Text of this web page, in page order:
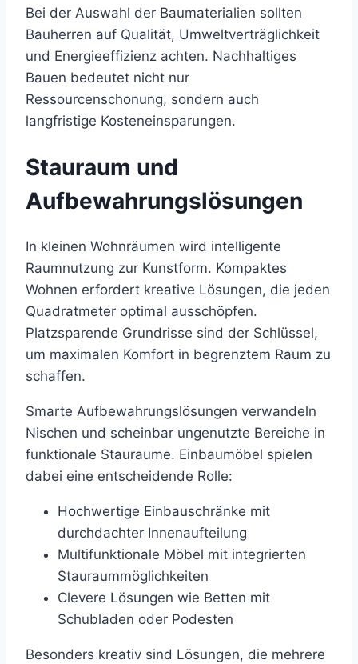
Bei der Auswahl der Baumaterialien sollten
Bauherren auf Qualität, Umweltverträglichkeit
und Energieeffizienz achten. Nachhaltiges
Bauen bedeutet nicht nur
Ressourcenschonung, sondern auch
langfristige Kosteneinsparungen.
Stauraum und
Aufbewahrungslösungen
In kleinen Wohnräumen wird intelligente
Raumnutzung zur Kunstform. Kompaktes
Wohnen erfordert kreative Lösungen, die jeden
Quadratmeter optimal ausschöpfen.
Platzsparende Grundrisse sind der Schlüssel,
um maximalen Komfort in begrenztem Raum zu
schaffen.
Smarte Aufbewahrungslösungen verwandeln
Nischen und scheinbar ungenutzte Bereiche in
funktionale Stauraume. Einbaumöbel spielen
dabei eine entscheidende Rolle:
Hochwertige Einbauschränke mit
durchdachter Innenaufteilung
Multifunktionale Möbel mit integrierten
Stauraummöglichkeiten
Clevere Lösungen wie Betten mit
Schubladen oder Podesten
Besonders kreativ sind Lösungen, die mehrere